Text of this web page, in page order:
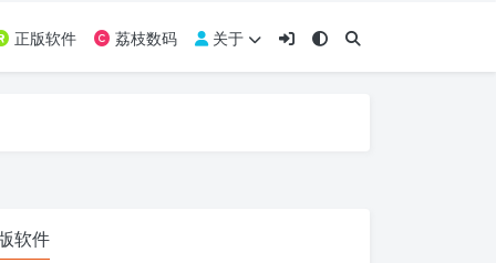
正版软件 荔枝数码 关于
软件